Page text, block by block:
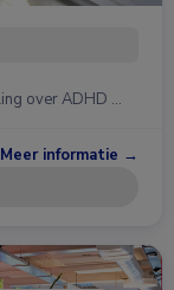
over ADHD …
Meer informatie →